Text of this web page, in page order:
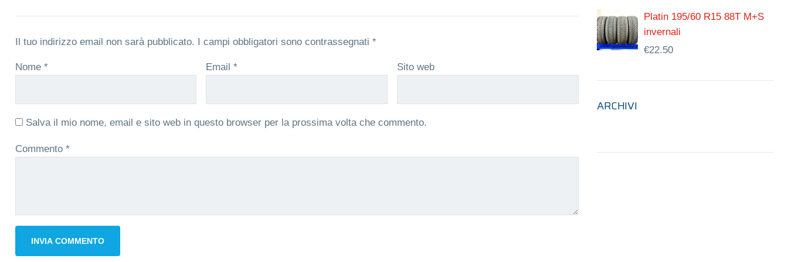
Il tuo indirizzo email non sarà pubblicato. I campi obbligatori sono contrassegnati *
Nome * Email* Sito web
Salva il mio nome, email e sito web in questo browser per la prossima volta che commento.
Commento *
Platin 195/60 R15 88T M+S
invernali
€22.50
ARCHIVI